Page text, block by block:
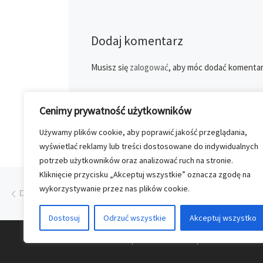
Cenimy prywatność użytkowników
Używamy plików cookie, aby poprawić jakość przeglądania,
wyświetlać reklamy lub treści dostosowane do indywidualnych
potrzeb użytkowników oraz analizować ruch na stronie.
Kliknięcie przycisku „Akceptuj wszystkie” oznacza zgodę na
wykorzystywanie przez nas plików cookie.
Dostosuj Odrzuć wszystkie Akceptuj wszystko
Dodaj komentarz
Musisz się zalogować, aby móc dodać
Przeglądanie Wpisów
Poprzedni post
DOBRZE BYĆ SZEFEM DLA SIEBIE